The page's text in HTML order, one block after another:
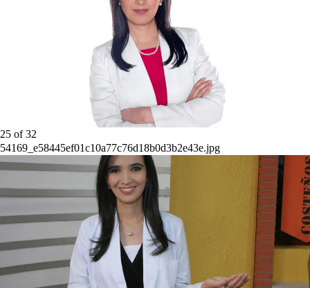
25 of32
54169_e58445ef01c10a77c76d18b0d3b2e43e.jpg